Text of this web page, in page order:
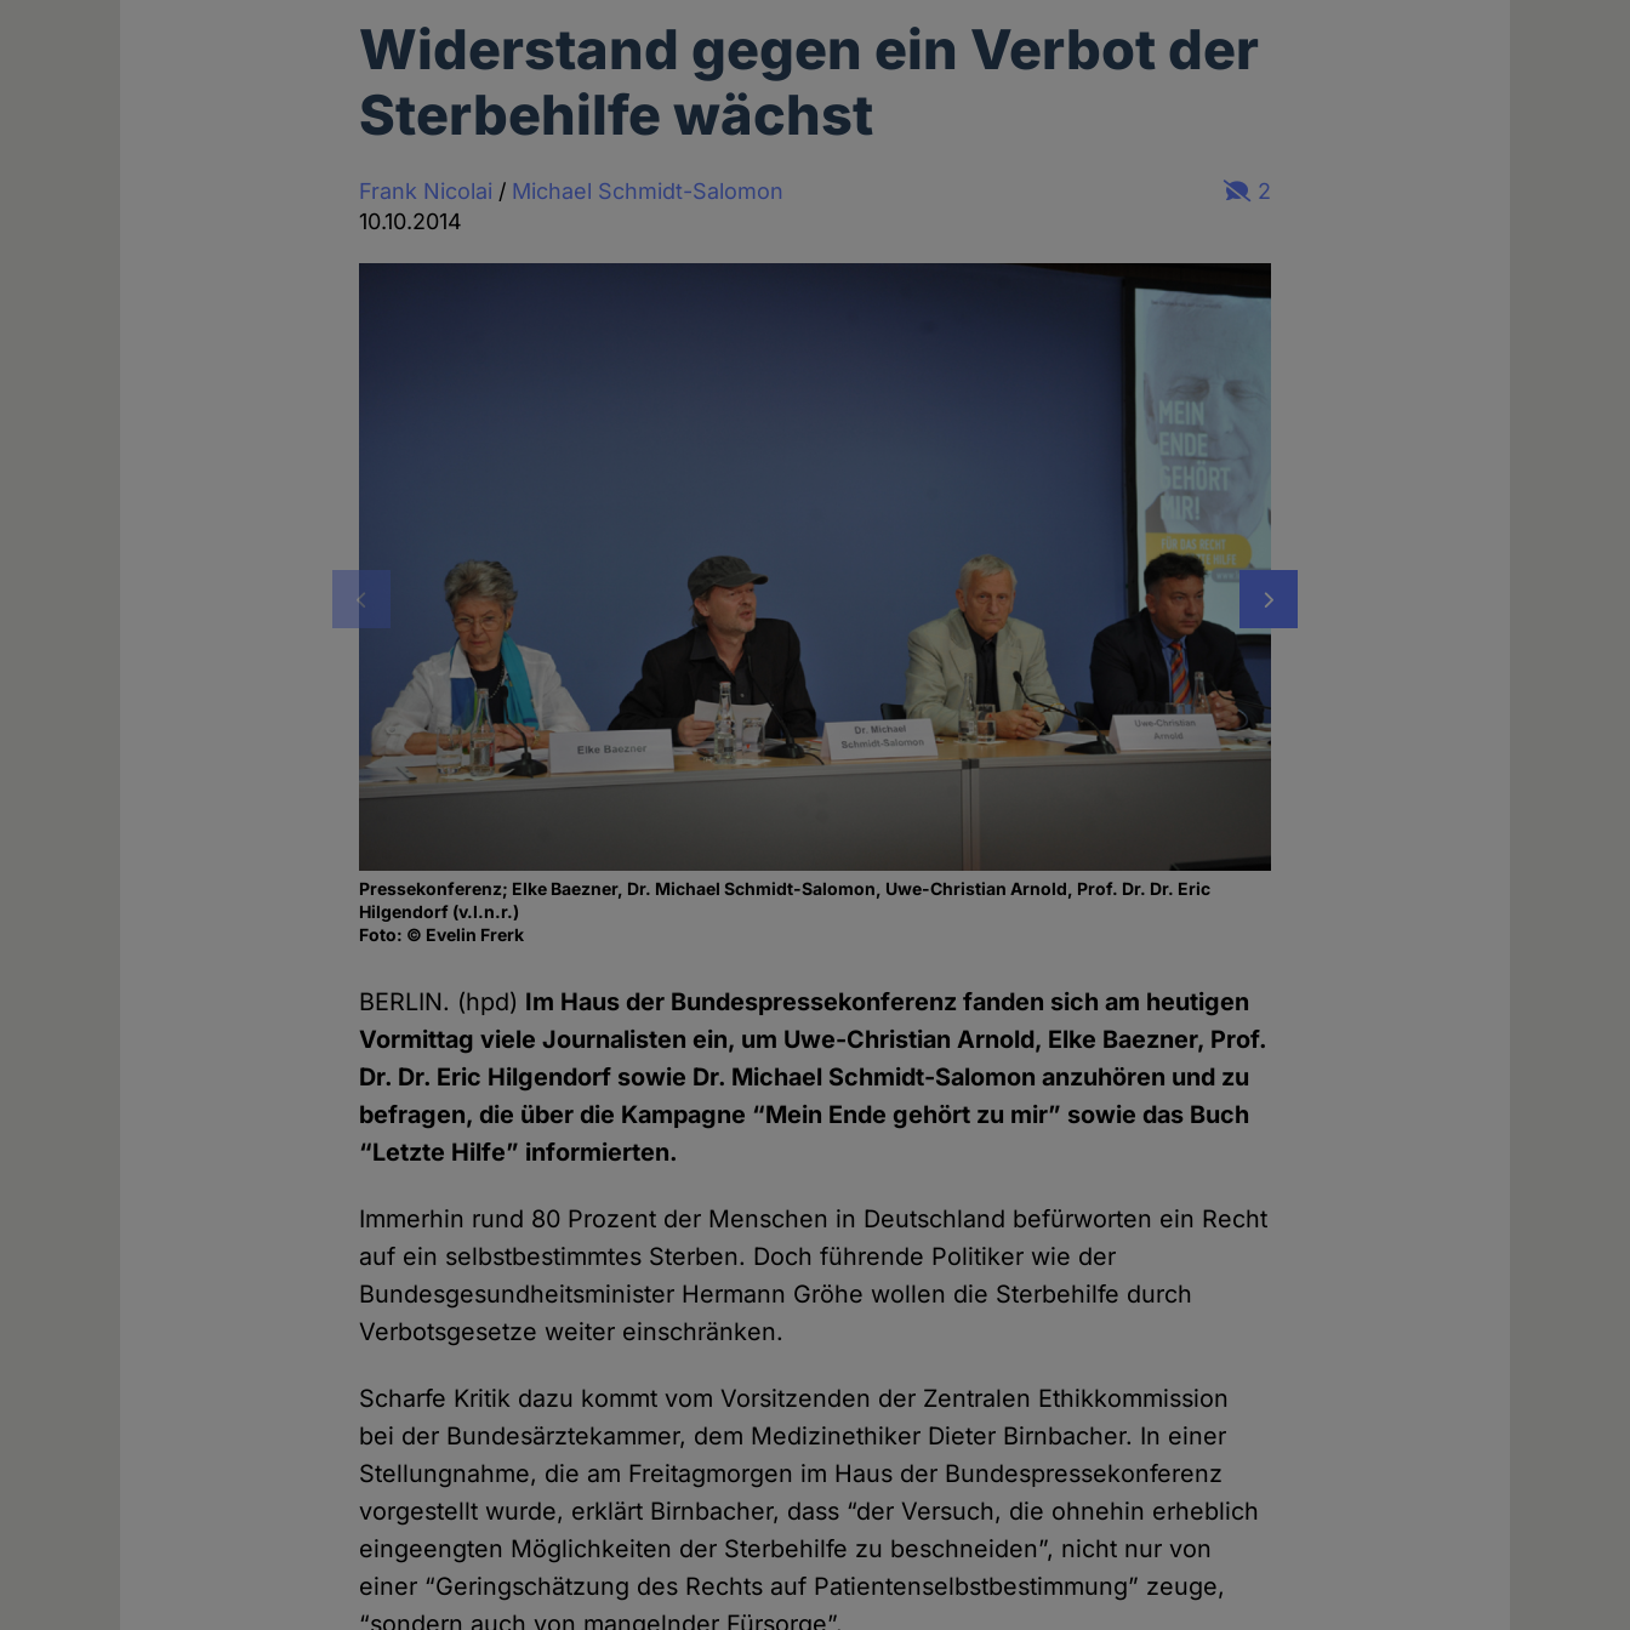
Widerstand gegen ein Verbot der
Sterbehilfe wächst
Frank Nicolai / Michael Schmidt-Salomon
10.10.2014
2
Vorheriges
Pressekonferenz; Elke Baezner, Dr. Michael Schmidt-Salomon, Uwe-Christian Arnold, Prof. Dr. Dr. Eric
Hilgendorf (v.l.n.r.)
Foto: © Evelin Frerk
BERLIN. (hpd) Im Haus der Bundespressekonferenz fanden sich am heutigen
Vormittag viele Journalisten ein, um Uwe-Christian Arnold, Elke Baezner, Prof.
Dr. Dr. Eric Hilgendorf sowie Dr. Michael Schmidt-Salomon anzuhören und zu
befragen, die über die Kampagne “Mein Ende gehört zu mir” sowie das Buch
“Letzte Hilfe” informierten.
Immerhin rund 80 Prozent der Menschen in Deutschland befürworten ein Recht
auf ein selbstbestimmtes Sterben. Doch führende Politiker wie der
Bundesgesundheitsminister Hermann Gröhe wollen die Sterbehilfe durch
Verbotsgesetze weiter einschränken.
Scharfe Kritik dazu kommt vom Vorsitzenden der Zentralen Ethikkommission
bei der Bundesärztekammer, dem Medizinethiker Dieter Birnbacher. In einer
Stellungnahme, die am Freitagmorgen im Haus der Bundespressekonferenz
vorgestellt wurde, erklärt Birnbacher, dass “der Versuch, die ohnehin erheblich
eingeengten Möglichkeiten der Sterbehilfe zu beschneiden”, nicht nur von
einer “Geringschätzung des Rechts auf Patientenselbstbestimmung” zeuge,
“sondern auch von mangelnder Fürsorge”.